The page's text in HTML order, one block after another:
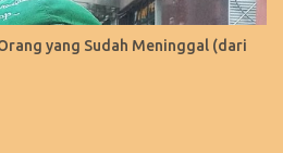
yang Sudah Meninggal (dari